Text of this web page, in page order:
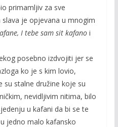
primamljiv za sve
je opjevana u mnogim
I tebe sam sit kafanoi
posebno izdvojiti jer se
ko je s kim lovio,
su stalne družine koje su
nevidljivim nitima, bilo
u kafani da bi se te
jedno malo kafansko